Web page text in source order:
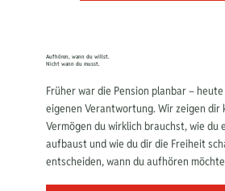
Aufhören, wann du willst.
Nicht wann du musst.
Früher war die Pension planbar –
eigenen Verantwortung. Wir zeigen dir
Vermögen du wirklich brauchst, wie
aufbaust und wie du dir die Freiheit
entscheiden, wann du aufhören